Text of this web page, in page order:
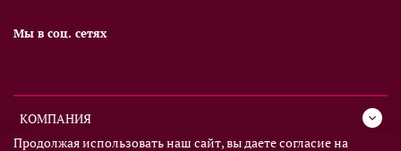
КОМПАНИЯ
Мы в соц. сетях
Продолжая использовать наш сайт, вы даете согласие на